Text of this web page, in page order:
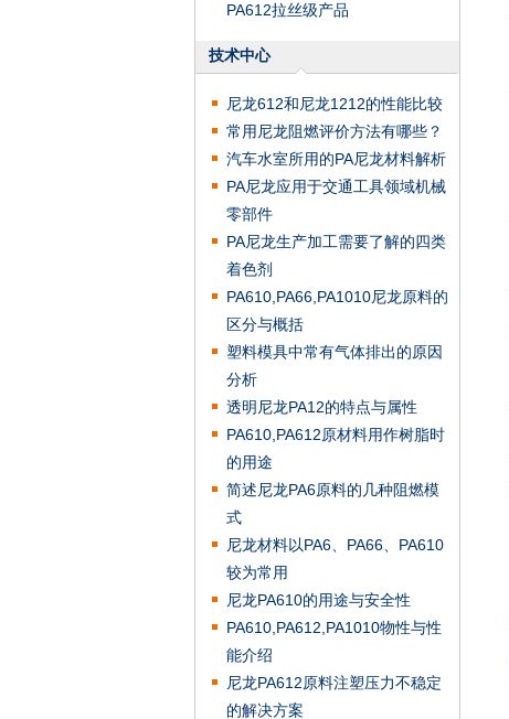
PA612拉丝级产品
技术中心
尼龙612和尼龙1212的性能比较
常用尼龙阻燃评价方法有哪些？
汽车水室所用的PA尼龙材料解析
PA尼龙应用于交通工具领域机械
零部件
PA尼龙生产加工需要了解的四类
着色剂
PA610,PA66,PA1010尼龙原料的
区分与概括
塑料模具中常有气体排出的原因
分析
透明尼龙PA12的特点与属性
PA610,PA612原材料用作树脂时
的用途
简述尼龙PA6原料的几种阻燃模
式
尼龙材料以PA6、PA66、PA610
较为常用
尼龙PA610的用途与安全性
PA610,PA612,PA1010物性与性
能介绍
尼龙PA612原料注塑压力不稳定
的解决方案